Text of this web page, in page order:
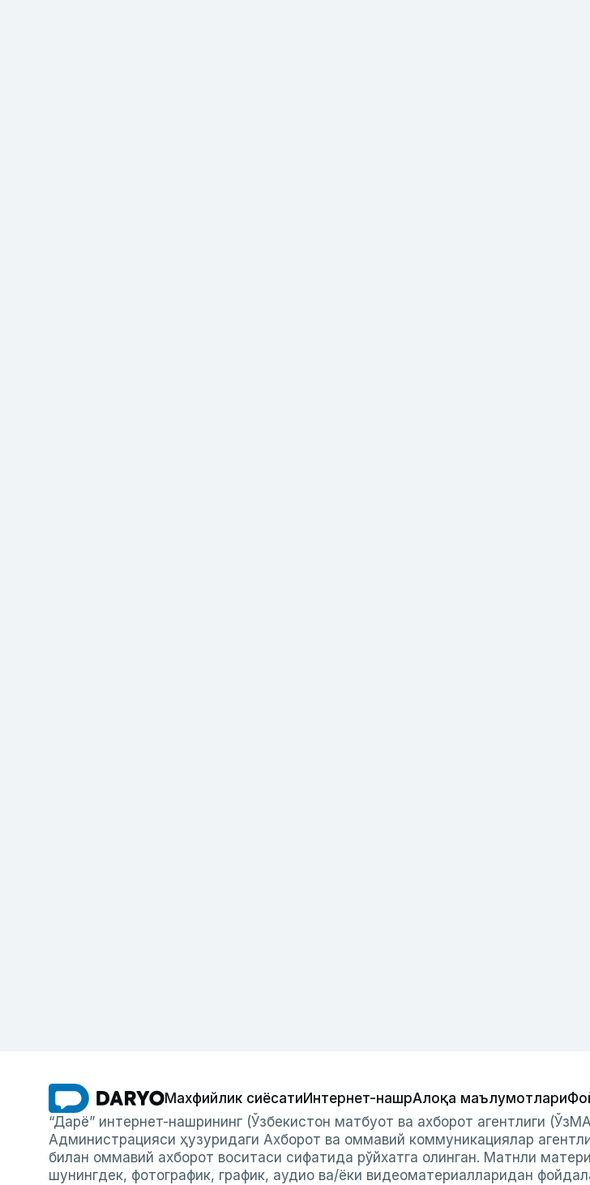
Махфийлик сиёсатиИнтернет-нашрАлоқа маълумотлари
“Дарё” интернет-нашрининг (Ўзбекистон матбуот ва ахборот агентлиги
Администрацияси ҳузуридаги Ахборот ва оммавий коммуникациялар
билан оммавий ахборот воситаси сифатида рўйхатга олинган. Матнли
шунингдек, фотографик, график, аудио ва/ёки видеоматериалларидан